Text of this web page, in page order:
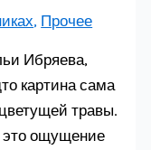
, Прочее
Ибряева,
картина сама
травы.
это ощущение